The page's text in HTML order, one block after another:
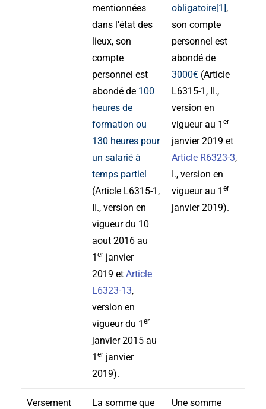
mentionnées
dans l’état des
lieux, son
compte
personnel est
abondé de 100
heures de
formation ou
130 heures pour
un salarié à
temps partiel
(Article L6315-1,
II., version en
vigueur du 10
aout 2016 au
1 er janvier
2019 et Article
L6323-13,
version en
vigueur du 1 er
janvier 2015 au
1 er janvier
2019).
obligatoire[1],
son compte
personnel est
abondé de
3000€ (Article
L6315-1, II.,
version en
vigueur au 1 er
janvier 2019 et
Article R6323-3,
I., version en
vigueur au 1 er
janvier 2019).
Versement La somme que Une somme